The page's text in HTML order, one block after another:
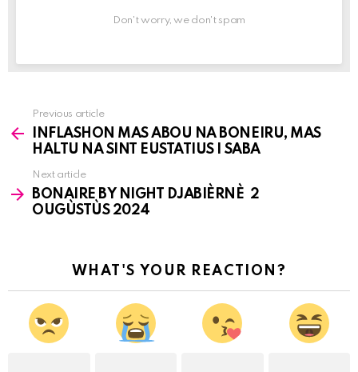
Don't worry, we don't spam
more
Previous article
INFLASHON MAS ABOU NA BONEIRU, MAS
HALTU NA SINT EUSTATIUS I SABA
Next article
BONAIRE BY NIGHT DJABIÈRNÈ 2
OUGÙSTÙS 2024
WHAT'S YOUR REACTION?